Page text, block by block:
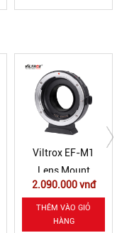
Viltrox EF-M1
Lens Mount
Adapter
2.090.000 vnđ
THÊM VÀO GIỎ
HÀNG